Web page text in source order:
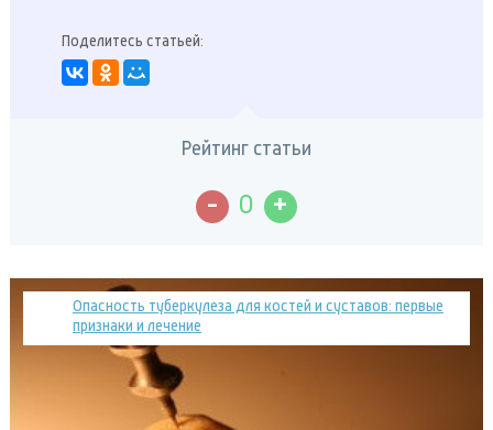
Поделитесь статьей:
Рейтинг статьи
- 0 +
Опасность туберкулеза для костей и суставов: первые
признаки и лечение